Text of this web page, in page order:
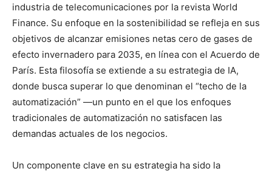
industria de telecomunicaciones por la revista World
Finance. Su enfoque en la sostenibilidad se refleja en sus
objetivos de alcanzar emisiones netas cero de gases de
efecto invernadero para 2035, en línea con el Acuerdo de
París. Esta filosofía se extiende a su estrategia de IA,
donde busca superar lo que denominan el “techo de la
automatización” —un punto en el que los enfoques
tradicionales de automatización no satisfacen las
demandas actuales de los negocios.
Un componente clave en su estrategia ha sido la